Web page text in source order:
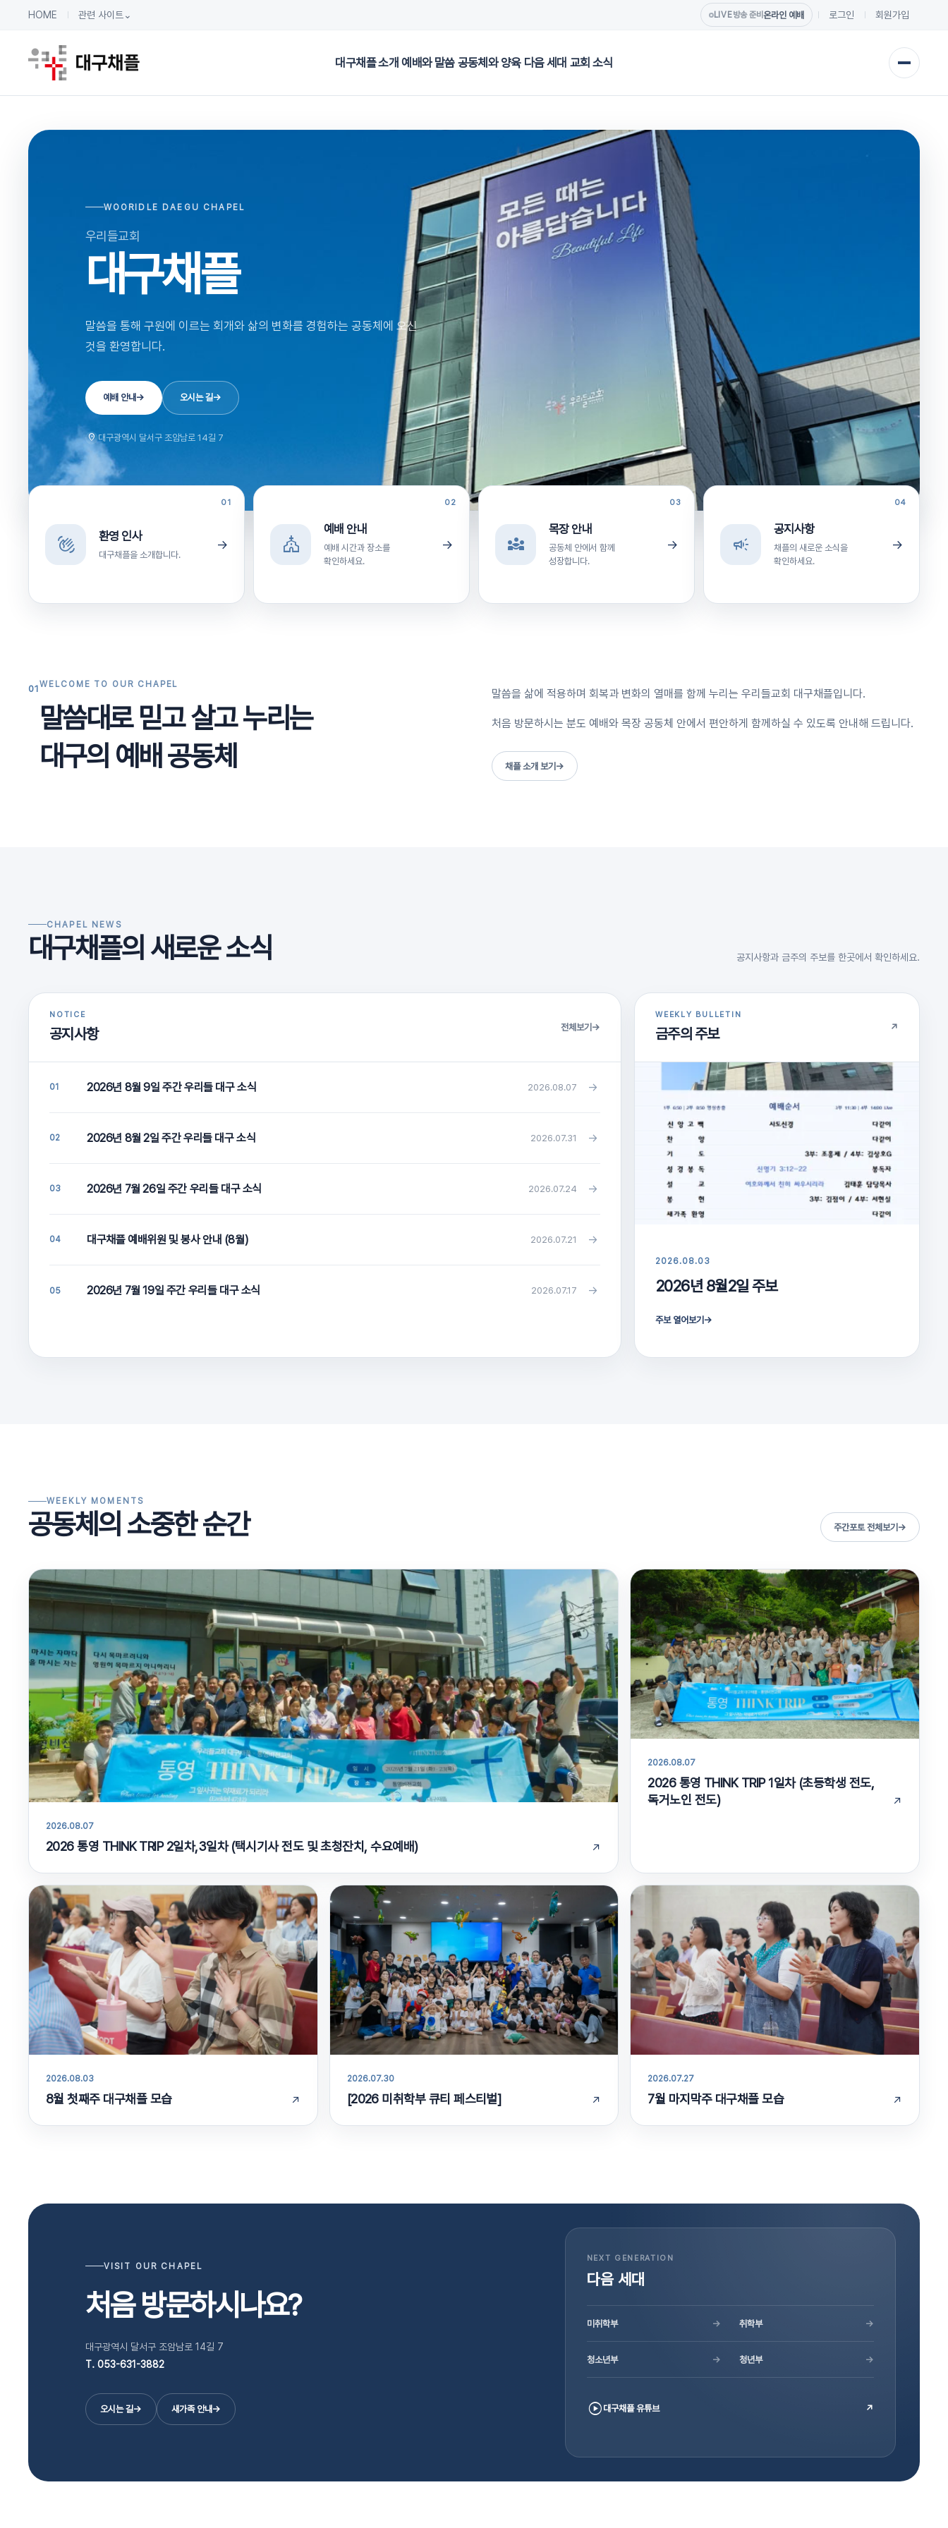
HOME 관련 사이트 ⌄ LIVE방송 준비 온라인 예배 로그인 회원가입
대구채플 소개 예배와 말씀 공동체와 양육 다음 세대 교회 소식
WOORIDLE DAEGU CHAPEL
우리들교회
대구채플
말씀을 통해 구원에 이르는 회개와 삶의 변화를 경험하는 공동체에 오신
것을 환영합니다.
예배 안내 → 오시는 길→
location_on대구광역시 달서구 조암남로 14길 7
01
waving_hand 환영 인사
대구채플을 소개합니다.
→
02
church
예배 안내
예배 시간과 장소를
확인하세요.
→
03
diversity_3
목장 안내
공동체 안에서 함께
성장합니다.
→
04
campaign
공지사항
채플의 새로운 소식을
확인하세요.
→
01WELCOME TO OUR CHAPEL
말씀대로 믿고 살고 누리는
대구의 예배 공동체
말씀을 삶에 적용하며 회복과 변화의 열매를 함께 누리는 우리들교회 대구채플입니다.
처음 방문하시는 분도 예배와 목장 공동체 안에서 편안하게 함께하실 수 있도록 안내해 드립니다.
채플 소개 보기→
CHAPEL NEWS
대구채플의 새로운 소식 공지사항과 금주의 주보를 한곳에서 확인하세요.
NOTICE
공지사항 전체보기→
01 2026년 8월 9일 주간 우리들 대구 소식 2026.08.07 →
02 2026년 8월 2일 주간 우리들 대구 소식 2026.07.31 →
03 2026년 7월 26일 주간 우리들 대구 소식 2026.07.24 →
04 대구채플 예배위원 및 봉사 안내 (8월) 2026.07.21 →
05 2026년 7월 19일 주간 우리들 대구 소식 2026.07.17 →
WEEKLY BULLETIN
금주의 주보 ↗
2026.08.03
2026년 8월2일 주보
주보 열어보기→
WEEKLY MOMENTS
공동체의 소중한 순간 주간포토 전체보기→
2026.08.07
2026 통영 THINK TRIP 2일차,3일차 (택시기사 전도 및 초청잔치, 수요예배) ↗
2026.08.07
2026 통영 THINK TRIP 1일차 (초등학생 전도,
독거노인 전도)
↗
2026.08.03
8월 첫째주 대구채플 모습 ↗
2026.07.30
[2026 미취학부 큐티 페스티벌] ↗
2026.07.27
7월 마지막주 대구채플 모습 ↗
VISIT OUR CHAPEL
처음 방문하시나요?
대구광역시 달서구 조암남로 14길 7
T. 053-631-3882
오시는 길→ 새가족 안내→
NEXT GENERATION
다음 세대
미취학부 → 취학부 →
청소년부 → 청년부 →
play_circle 대구채플 유튜브 ↗